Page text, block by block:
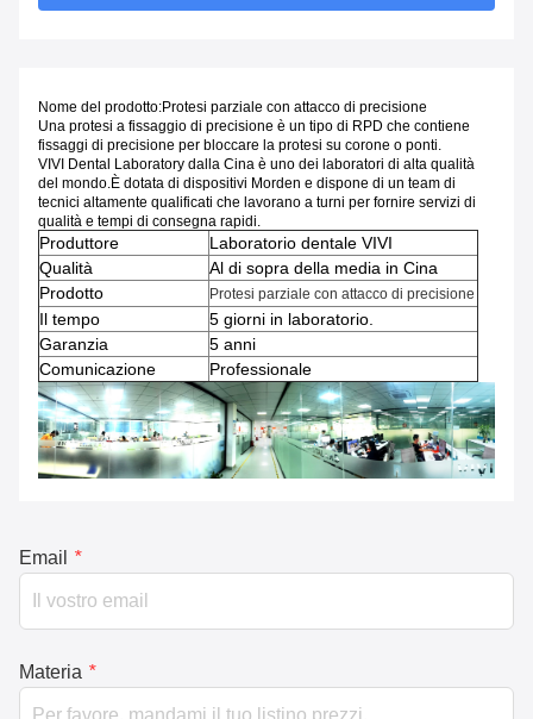
Nome del prodotto:Protesi parziale con attacco di precisione
Una protesi a fissaggio di precisione è un tipo di RPD che contiene
fissaggi di precisione per bloccare la protesi su corone o ponti.
VIVI Dental Laboratory dalla Cina è uno dei laboratori di alta qualità
del mondo.È dotata di dispositivi Morden e dispone di un team di
tecnici altamente qualificati che lavorano a turni per fornire servizi di
qualità e tempi di consegna rapidi.
Produttore
Laboratorio dentale VIVI
Qualità
Al di sopra della media in Cina
Prodotto
Protesi parziale con attacco di precisione
Il tempo
5 giorni in laboratorio.
Garanzia
5 anni
Comunicazione
Professionale
Email *
Materia *